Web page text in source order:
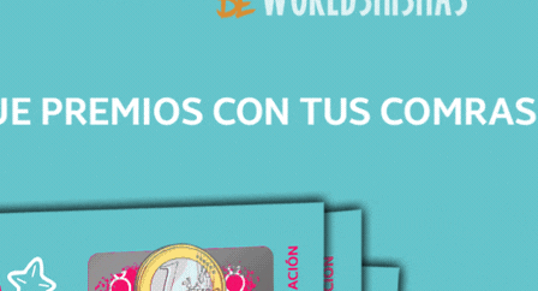
Manguera de silicona
No incluye base.